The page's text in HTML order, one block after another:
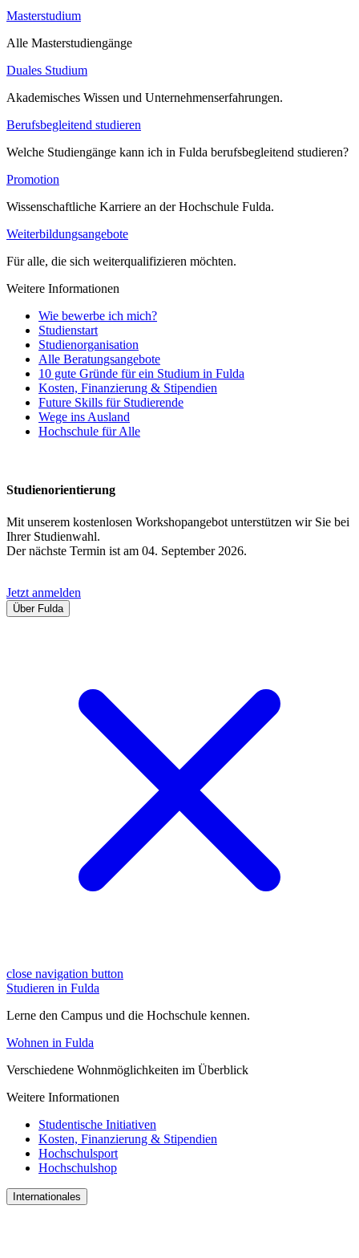
Masterstudium
Alle Masterstudiengänge
Duales Studium
Akademisches Wissen und Unternehmenserfahrungen.
Berufsbegleitend studieren
Welche Studiengänge kann ich in Fulda berufsbegleitend studieren?
Promotion
Wissenschaftliche Karriere an der Hochschule Fulda.
Weiterbildungsangebote
Für alle, die sich weiterqualifizieren möchten.
Weitere Informationen
Wie bewerbe ich mich?
Studienstart
Studienorganisation
Alle Beratungsangebote
10 gute Gründe für ein Studium in Fulda
Kosten, Finanzierung & Stipendien
Future Skills für Studierende
Wege ins Ausland
Hochschule für Alle
Studienorientierung
Mit unserem kostenlosen Workshopangebot unterstützen wir Sie bei
Ihrer Studienwahl.
Der nächste Termin ist am 04. September 2026.
Jetzt anmelden
Über Fulda
close navigation button
Studieren in Fulda
Lerne den Campus und die Hochschule kennen.
Wohnen in Fulda
Verschiedene Wohnmöglichkeiten im Überblick
Weitere Informationen
Studentische Initiativen
Kosten, Finanzierung & Stipendien
Hochschulsport
Hochschulshop
Internationales